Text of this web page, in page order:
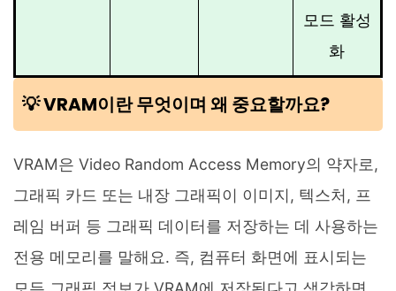
모드 활성
화
💡 VRAM이란 무엇이며 왜 중요할까요?
VRAM은 Video Random Access Memory의 약자로,
그래픽 카드 또는 내장 그래픽이 이미지, 텍스처, 프
레임 버퍼 등 그래픽 데이터를 저장하는 데 사용하는
전용 메모리를 말해요. 즉, 컴퓨터 화면에 표시되는